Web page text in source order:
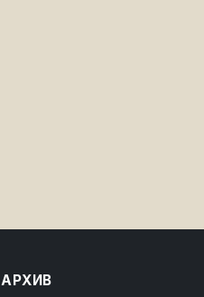
АРХИВ